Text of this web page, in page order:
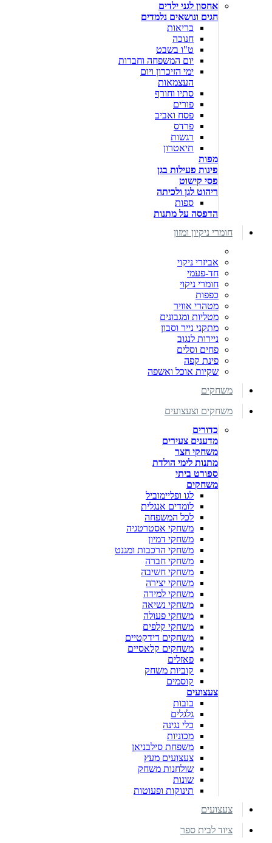
אחסון לגני ילדים
חגים ונושאים נלמדים
בריאות
חנוכה
ט"ו בשבט
יום המשפחה וחברות
ימי הזיכרון ויום
העצמאות
סתיו וחורף
פורים
פסח ואביב
פרדס
רגשות
תיאטרון
מפות
פינות פעילות בגן
פסי קישוט
ריהוט לגן ולכיתה
ספות
הדפסה על מתנות
חומרי ניקיון ומזון
אביזרי ניקוי
חד-פעמי
חומרי ניקוי
כפפות
מטהרי אוויר
מטליות ומגבונים
מתקני נייר וסבון
ניירות לנגוב
פחים וסלים
פינת קפה
שקיות אוכל ואשפה
משחקים
משחקים וצעצועים
כדורים
מדענים צעירים
משחקי חצר
מתנות לימי הולדת
ספורט ביתי
משחקים
לגו ופליימוביל
לומדים אנגלית
לכל המשפחה
משחקי אסטרטגיה
משחקי דמיון
משחקי הרכבות ומגנט
משחקי חברה
משחקי חשיבה
משחקי יצירה
משחקי למידה
משחקי נשיאה
משחקי פעולה
משחקי קלפים
משחקים דידקטיים
משחקים קלאסיים
פאזלים
קוביות משחק
קוסמים
צעצועים
בובות
גלגלים
כלי נגינה
מכוניות
משפחת סילבניאן
צעצועים מעץ
שולחנות משחק
שונות
תינוקות ופעוטות
צעצועים
ציוד לבית ספר